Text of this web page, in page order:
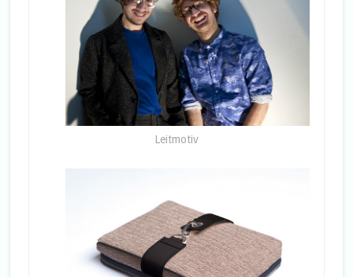
Leitmotiv